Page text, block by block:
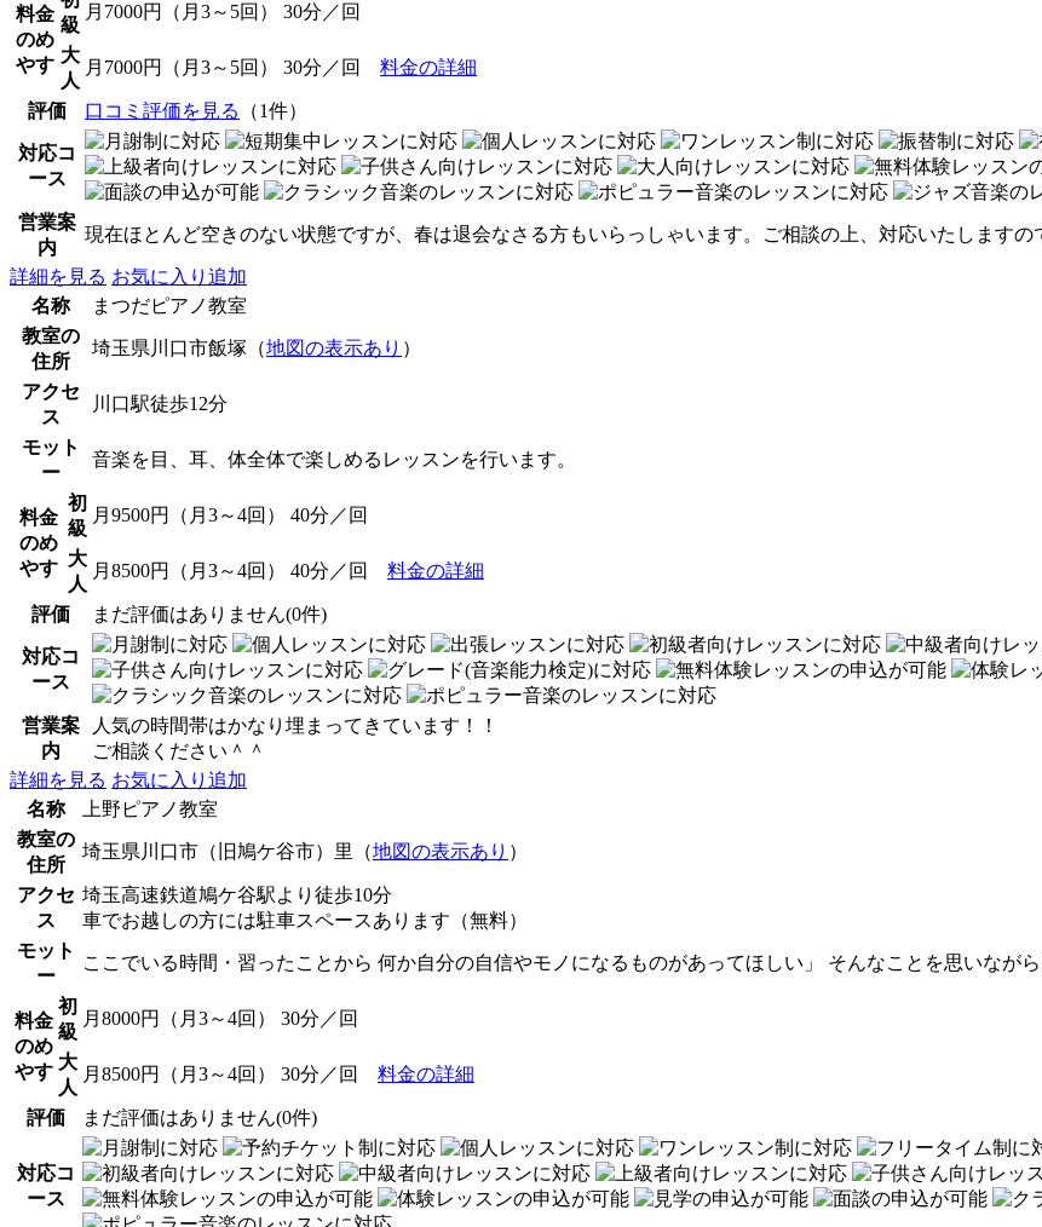
料金
のめ
やす
級
月7000円（月3～5回） 30分／回
大
人
月7000円（月3～5回） 30分／回 料金の詳細
評価 口コミ評価を見る （1件）
対応コ
ース
営業案
内
現在ほとんど空きのない状態ですが、春は退会なさる方もいらっしゃいます。ご相談の上、対応いたしますの
詳細を見る お気に入り追加
名称
まつだピアノ教室
教室の
住所
埼玉県川口市飯塚（地図の表示あり ）
アクセ
ス
川口駅徒歩12分
モット
ー
音楽を目、耳、体全体で楽しめるレッスンを行います。
料金
のめ
やす
初
級
月9500円（月3～4回） 40分／回
大
人
月8500円（月3～4回） 40分／回 料金の詳細
評価 まだ評価はありません(0件)
対応コ
ース
営業案
内
人気の時間帯はかなり埋まってきています！！
ご相談ください＾＾
詳細を見る お気に入り追加
名称
上野ピアノ教室
教室の
住所
埼玉県川口市（旧鳩ケ谷市）里（地図の表示あり ）
アクセ
ス
埼玉高速鉄道鳩ケ谷駅より徒歩10分
車でお越しの方には駐車スペースあります（無料）
モット
ー
ここでいる時間・習ったことから 何か自分の自信やモノになるものがあってほしい」 そんなことを思いながら
料金
のめ
やす
初
級
月8000円（月3～4回） 30分／回
大
人
月8500円（月3～4回） 30分／回 料金の詳細
評価 まだ評価はありません(0件)
対応コ
ース